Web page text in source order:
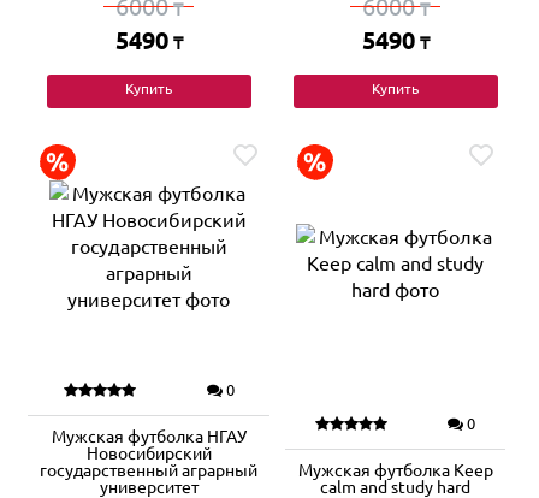
6000₸
5490 ₸
Купить
6000₸
5490 ₸
Купить
0
Мужская футболка НГАУ
Новосибирский
государственный аграрный
университет
0
Мужская футболка Keep
calm and study hard